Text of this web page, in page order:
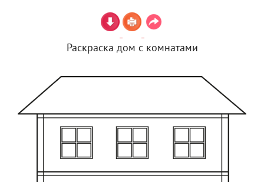
Раскраска дом с комнатами